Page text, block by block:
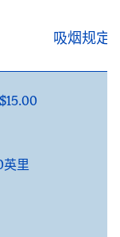
吸烟规定
英里